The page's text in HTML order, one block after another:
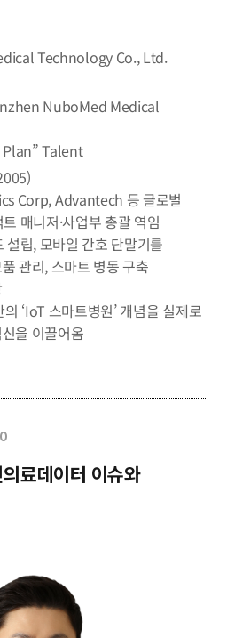
Technology Co., Ltd.
NuboMed Medical
Talent
Corp, Advantech 등 글로벌
매니저·사업부 총괄 역임
립, 모바일 간호 단말기를
관리, 스마트 병동 구축
‘IoT 스마트병원’ 개념을 실제로
을 이끌어옴
료데이터 이슈와